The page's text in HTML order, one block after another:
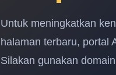
Untuk meningkatkan
halaman terbaru, portal
Silakan gunakan